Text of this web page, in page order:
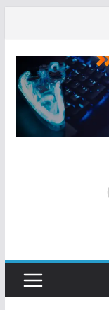
contenido